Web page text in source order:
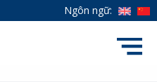
Ngôn ngữ: